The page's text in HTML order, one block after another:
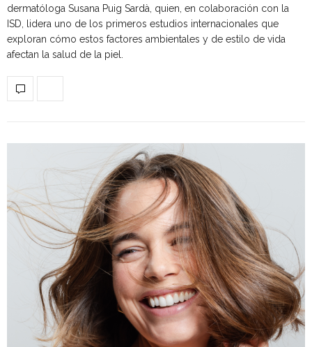
dermatóloga Susana Puig Sardà, quien, en colaboración con la
ISD, lidera uno de los primeros estudios internacionales que
exploran cómo estos factores ambientales y de estilo de vida
afectan la salud de la piel.